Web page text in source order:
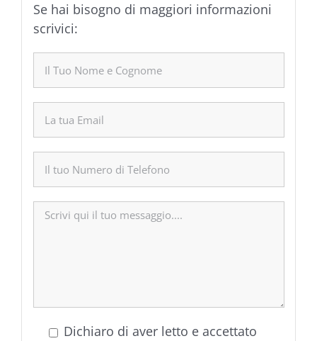
Se hai bisogno di maggiori informazioni
scrivici:
Dichiaro di aver letto e accettato